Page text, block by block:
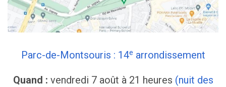
Parc-de-Montsouris : 14e arrondissement
Quand : vendredi 7 août à 21 heures (nuit des